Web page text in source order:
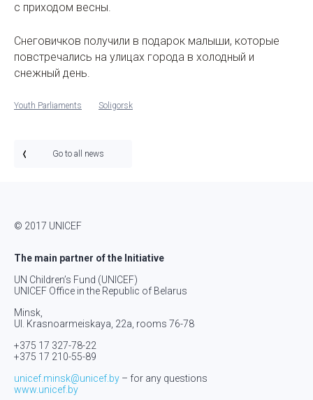
с приходом весны.
Снеговичков получили в подарок малыши, которые
повстречались на улицах города в холодный и
снежный день.
Youth Parliaments Soligorsk
Go to all news
© 2017 UNICEF
The main partner of the Initiative
UN Children’s Fund (UNICEF)
UNICEF Office in the Republic of Belarus
Minsk,
Ul. Krasnoarmeiskaya, 22а, rooms 76-78
+375 17 327-78-22
+375 17 210-55-89
unicef.minsk@unicef.by – for any questions
www.unicef.by